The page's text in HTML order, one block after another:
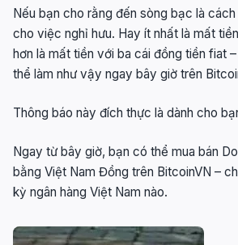
Nếu bạn cho rằng đến sòng bạc là
cho việc nghỉ hưu. Hay ít nhất là mất
hơn là mất tiền với ba cái đồng tiền fiat
thể làm như vậy ngay bây giờ trên
Thông báo này đích thực là dành cho
Ngay từ bây giờ, bạn có thể mua bán
bằng Việt Nam Đồng trên BitcoinVN –
kỳ ngân hàng Việt Nam nào.